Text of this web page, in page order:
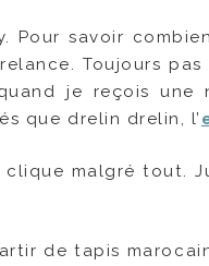
Pour savoir
Toujours
je reçois une
que drelin drelin, l’
malgré tout.
de tapis